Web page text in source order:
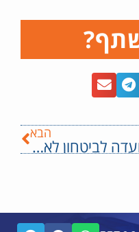
הבא
הוועדה לביטחון לאומי חידשה את הדיונים בהצעת חוק עונש מוות למחבלים של ח״כ לימור סון הר מלך